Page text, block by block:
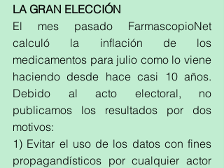
LA GRAN ELECCIÓN
El mes pasado FarmascopioNet
calculó la inflación de los
medicamentos para julio como lo viene
haciendo desde hace casi 10 años.
Debido al acto electoral, no
publicamos los resultados por dos
motivos:
1) Evitar el uso de los datos con fines
propagandísticos por cualquier actor